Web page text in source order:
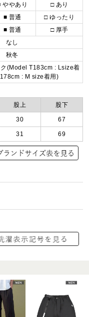
ややあり
□ あり
■ 普通
□ ゆったり
■ 普通
□ 厚手
なし
秋冬
(Model T183cm : Lsize着
: M size着用)
股上 股下
30 67
31 69